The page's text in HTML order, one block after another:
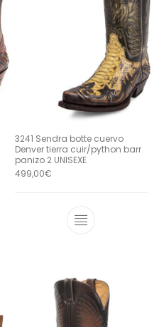
plusieurs variations.
3241 Sendra botte cuervo
Denver tierra cuir/python barr
panizo 2 UNISEXE
499,00€
Ce produit a